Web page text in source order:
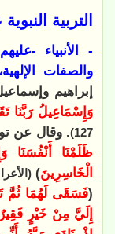
التربية
- الأنبياء -
والصفات
إبراهيم
وَإِسْمَاعِيلُ رَبَّنَا
127) . وقال عن
ظَلَمْنَا أَنْفُسَنَا
الْخَاسِرِينَ)
(فَسَقَى لَهُمَا ثُمَّ
إِلَيَّ مِنْ خَيْرٍ